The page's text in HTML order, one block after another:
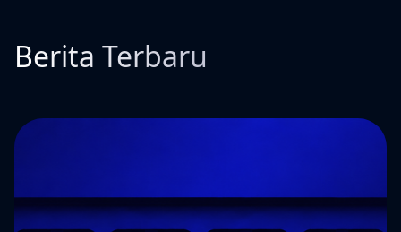
Berita Terbaru